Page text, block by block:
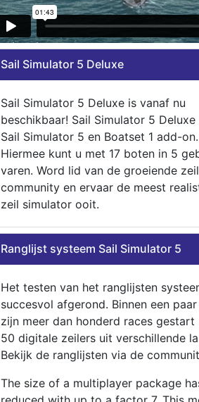
Sail Simulator 5 Deluxe
Sail Simulator 5 Deluxe is vanaf nu
beschikbaar! Sail Simulator 5
Sail Simulator 5 en Boatset 1 add-on.
Hiermee kunt u met 17 boten in 5
varen. Word lid van de groeiende zeil
community en ervaar de meest
zeil simulator ooit.
Ranglijst systeem Sail Simulator 5
Het testen van het ranglijsten
succesvol afgerond. Binnen een
zijn meer dan honderd races gestart
50 digitale zeilers uit verschillende
Bekijk de ranglijsten via de
The size of a multiplayer package